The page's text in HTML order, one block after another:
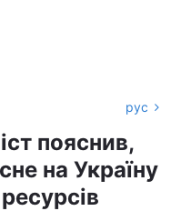
рус
пояснив,
на Україну